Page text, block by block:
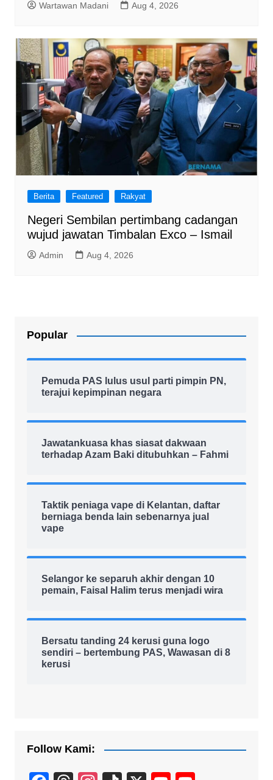
Wartawan Madani Aug 4, 2026
Berita Featured Rakyat
Negeri Sembilan pertimbang cadangan
wujud jawatan Timbalan Exco – Ismail
Admin Aug 4, 2026
Popular
Pemuda PAS lulus usul parti pimpin PN,
terajui kepimpinan negara
Jawatankuasa khas siasat dakwaan
terhadap Azam Baki ditubuhkan – Fahmi
Taktik peniaga vape di Kelantan, daftar
berniaga benda lain sebenarnya jual
vape
Selangor ke separuh akhir dengan 10
pemain, Faisal Halim terus menjadi wira
Bersatu tanding 24 kerusi guna logo
sendiri – bertembung PAS, Wawasan di 8
kerusi
Follow Kami: